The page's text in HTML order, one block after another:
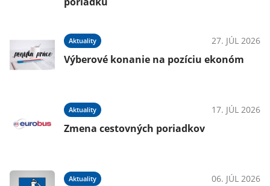
Aktuality 27. JÚL 2026
Výberové konanie na pozíciu ekonóm
Aktuality 17. JÚL 2026
Zmena cestovných poriadkov
Aktuality 06. JÚL 2026